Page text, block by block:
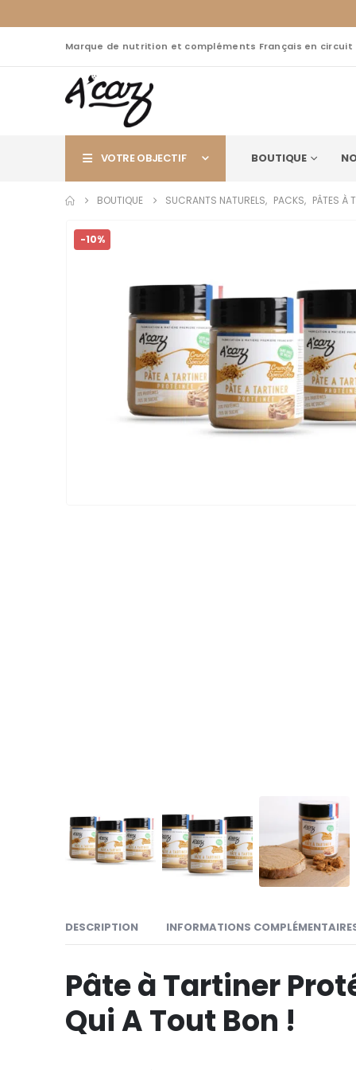
Marque de nutrition et compléments Français en
VOTRE OBJECTIF BOUTIQUE
BOUTIQUE SUCRANTS NATURELS, PACKS, PÂTES À
-10%
DESCRIPTION INFORMATIONS
Pâte à Tartiner
Qui A Tout Bon !